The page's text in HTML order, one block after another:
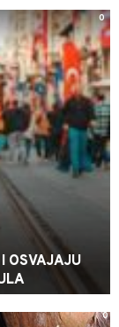
0
OSVAJAJU
0